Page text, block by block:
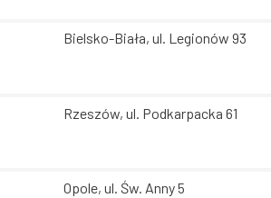
Bielsko-Biała, ul. Legionów 93
Rzeszów, ul. Podkarpacka 61
Opole, ul. Św. Anny 5